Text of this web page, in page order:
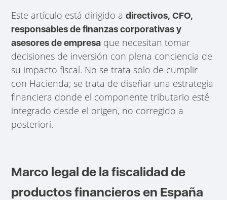
Este artículo está dirigido adirectivos, CFO,
responsables de finanzas corporativas y
asesores de empresa que necesitan tomar
decisiones de inversión con plena conciencia de
su impacto fiscal. No se trata solo de cumplir
con Hacienda; se trata de diseñar una estrategia
financiera donde el componente tributario esté
integrado desde el origen, no corregido a
posteriori.
Marco legal de la fiscalidad de
productos financieros en España